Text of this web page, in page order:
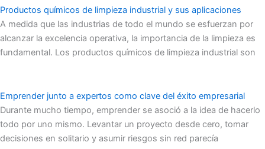
Productos químicos de limpieza industrial y sus aplicaciones
A medida que las industrias de todo el mundo se esfuerzan por
alcanzar la excelencia operativa, la importancia de la limpieza es
fundamental. Los productos químicos de limpieza industrial son
Emprender junto a expertos como clave del éxito empresarial
Durante mucho tiempo, emprender se asoció a la idea de hacerlo
todo por uno mismo. Levantar un proyecto desde cero, tomar
decisiones en solitario y asumir riesgos sin red parecía